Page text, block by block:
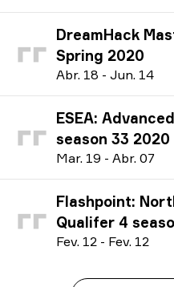
DreamHack
Spring 2020
Abr. 18 - Jun. 14
ESEA:
season 33 2020
Mar. 19 - Abr. 07
Flashpoint:
Qualifer 4
Fev. 12 - Fev. 12